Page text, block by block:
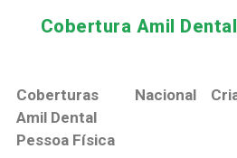
Cobertura Amil
Coberturas
Amil Dental
Pessoa Física
Nacional